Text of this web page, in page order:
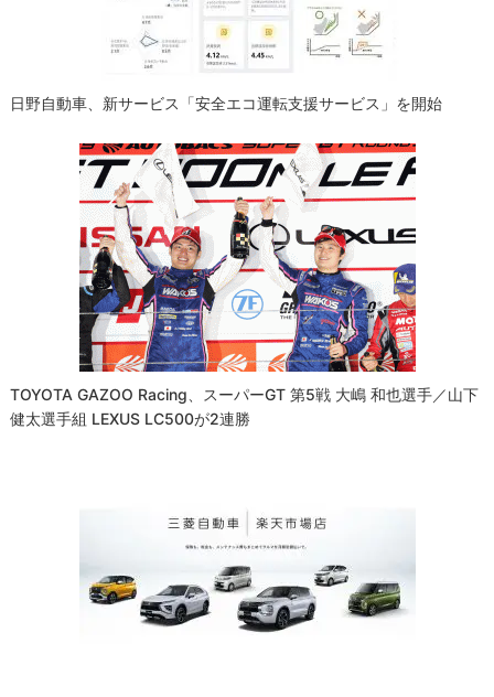
日野自動車、新サービス「安全エコ運転支援サービス」を開始
TOYOTA GAZOO Racing、スーパーGT 第5戦 大嶋 和也選手／山下
健太選手組 LEXUS LC500が2連勝